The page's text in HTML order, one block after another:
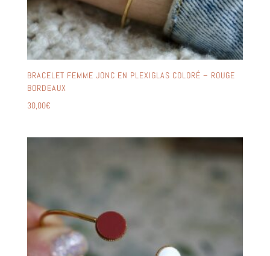
BRACELET FEMME JONC EN PLEXIGLAS COLORÉ – ROUGE
BORDEAUX
30,00€